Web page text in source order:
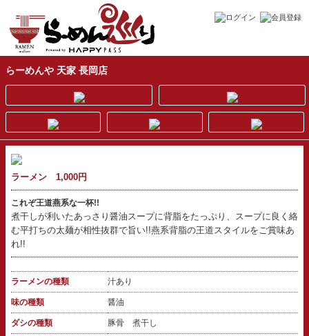
らーめんや 天家 長岡店
ラーメン 1,000円
これぞ王道燕系な一杯!!
煮干しが利いたあっさり醤油スープに背脂をたっぷり、スープに良く絡
む平打ちの太麺が相性抜群で旨い!!燕系背脂の王道スタイルをご賞味あ
れ!!
ラーメンの種類 汁あり
味の種類 醤油
ダシの種類 豚骨 煮干し